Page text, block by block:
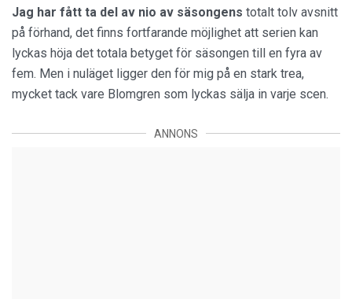
Jag har fått ta del av nio av säsongens totalt tolv avsnitt
på förhand, det finns fortfarande möjlighet att serien kan
lyckas höja det totala betyget för säsongen till en fyra av
fem. Men i nuläget ligger den för mig på en stark trea,
mycket tack vare Blomgren som lyckas sälja in varje scen.
ANNONS